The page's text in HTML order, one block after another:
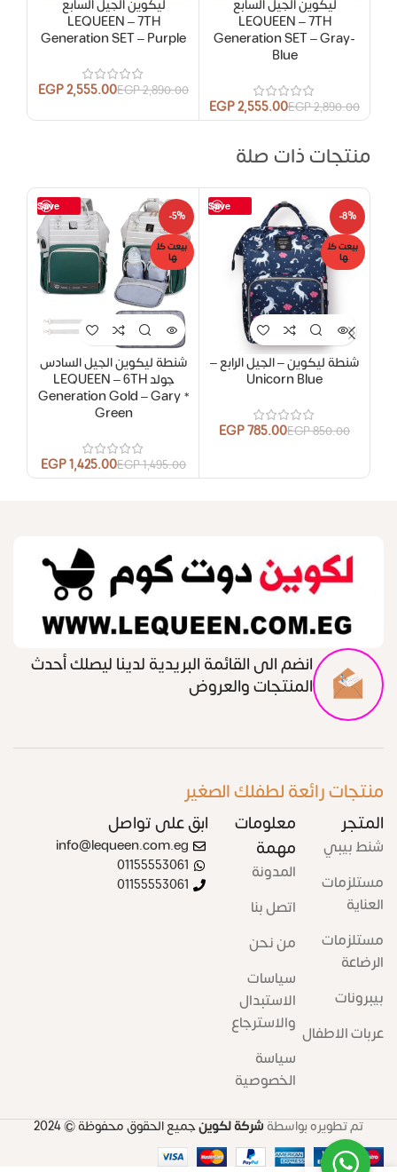
ليكوين الجيل السابع
LEQUEEN – 7TH
Generation SET – Gray-
Blue
2,890.00
EGP
2,555.00
EGP
ليكوين الجيل السابع
LEQUEEN – 7TH
Generation SET – Purple
2,890.00
EGP
2,555.00
EGP
منتجات ذات صلة
Save
-8%
بيعت كل
ها
شنطة ليكوين – الجيل الرابع –
Unicorn Blue
850.00
EGP
785.00
EGP
Save
-5%
بيعت كل
ها
شنطة ليكوين الجيل السادس
جولد LEQUEEN – 6TH
Generation Gold – Gary *
Green
1,495.00
EGP
1,425.00
EGP
انضم الى القائمة البريدية لدينا ليصلك أحدث
المنتجات والعروض
منتجات رائعة لطفلك الصغير
المتجر
شنط بيبي
مستلزمات
العناية
مستلزمات
الرضاعة
بيبرونات
عربات الاطفال
معلومات
مهمة
المدونة
اتصل بنا
من نحن
سياسات
الاستبدال
والاسترجاع
سياسة
الخصوصية
ابق على تواصل
info@lequeen.com.eg
01155553061
01155553061
تم تطويره بواسطةشركة لكوينجميع الحقوق محفوظة© 2024